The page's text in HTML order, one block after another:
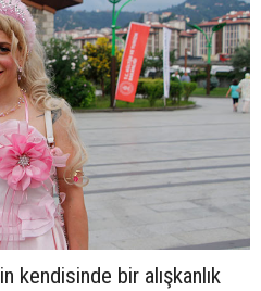
kendisinde bir alışkanlık